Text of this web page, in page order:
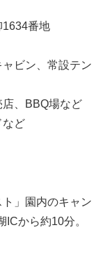
番地
ビン、常設テン
、BBQ場など
など
ト」園内のキャン
から約10分。